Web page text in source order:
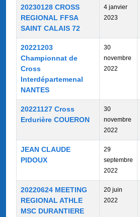
20230128 CROSS
REGIONAL FFSA
SAINT CALAIS 72
4 janvier
2023
20221203
Championnat de
Cross
Interdépartemenal
NANTES
30
novembre
2022
20221127 Cross
Erdurière COUERON
30
novembre
2022
JEAN CLAUDE
PIDOUX
29
septembre
2022
20220624 MEETING
REGIONAL ATHLE
MSC DURANTIERE
20 juin
2022